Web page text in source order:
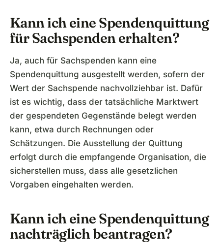
Kann ich eine Spendenquittung
für Sachspenden erhalten?
Ja, auch für Sachspenden kann eine
Spendenquittung ausgestellt werden, sofern der
Wert der Sachspende nachvollziehbar ist. Dafür
ist es wichtig, dass der tatsächliche Marktwert
der gespendeten Gegenstände belegt werden
kann, etwa durch Rechnungen oder
Schätzungen. Die Ausstellung der Quittung
erfolgt durch die empfangende Organisation, die
sicherstellen muss, dass alle gesetzlichen
Vorgaben eingehalten werden.
Kann ich eine Spendenquittung
nachträglich beantragen?